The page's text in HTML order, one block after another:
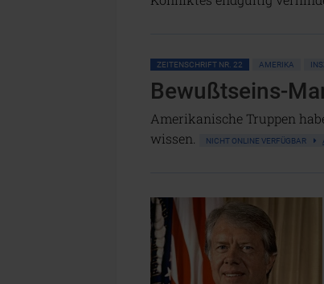
ZEITENSCHRIFT NR. 22 AMERIKA
Bewußtseins-
Amerikanische Truppen
wissen.
NICHT ONLINE VERFÜGBAR